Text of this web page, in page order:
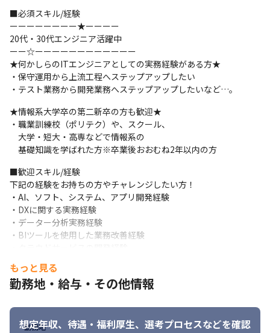
◎職業訓練校、オンラインスクールでPythonの自己学習
→大手機械メーカーでデータサイエンティスト　　等
＼＼先行技術開発案件78％／／
IoT、VR、AI開発、次世代モビリティ、DX
ロボティクス応用技術、自動運転技術 etc…
これから成長していく業界を中心に、
営業活動を強化しています！
＼＼プロジェクト増加率240％／／
クライアントからの需要に対して、エンジニアが足りていませ
ん。
ソフトウェア開発・IT領域を中心としたエンジニアの採用強化を
行います。
＼＼より働きやすい環境へ／／
◎在宅勤務（テレワーク）も相談可能
◎完全週休2日制
◎有給消化80％以上
◎残業月20h程度
◎U・Iターン歓迎（借り上げ社宅・帰省旅費補助あり）
・AI開発、モデルベース開発
■必須スキル/経験
ーーーーーーーー★ーーーー
20代・30代エンジニア活躍中
ーー☆ーーーーーーーーーーーー
★何かしらのITエンジニアとしての実務経験がある方★
・保守運用から上流工程へステップアップしたい
・テスト業務から開発業務へステップアップしたいなど…。
★情報系大学卒の第二新卒の方も歓迎★
・職業訓練校（ポリテク）や、スクール、
大学・短大・高専などで情報系の
基礎知識を学ばれた方※卒業後おおむね2年以内の方
■歓迎スキル/経験
下記の経験をお持ちの方やチャレンジしたい方！
・AI、ソフト、システム、アプリ開発経験
・DXに関する実務経験
・データー分析実務経験
・BIツールを使用した業務改善経験
もっと見る
勤務地・給与・その他情報
想定年収、待遇・福利厚生、 選考プロセスなどを確認
勤務地